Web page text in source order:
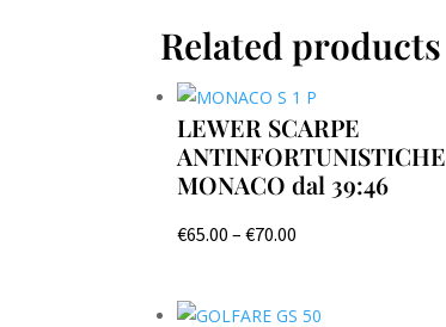
Related products
LEWER SCARPE
ANTINFORTUNISTICHE
MONACO dal 39:46
€65.00 –€70.00